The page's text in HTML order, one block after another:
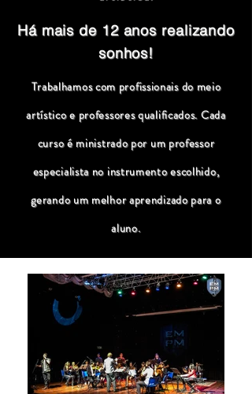
Há mais de 12 anos realizando
sonhos!
Trabalhamos com profissionais do meio
artístico e professores qualificados. Cada
curso é ministrado por um professor
especialista no instrumento escolhido,
gerando um melhor aprendizado para o
aluno.